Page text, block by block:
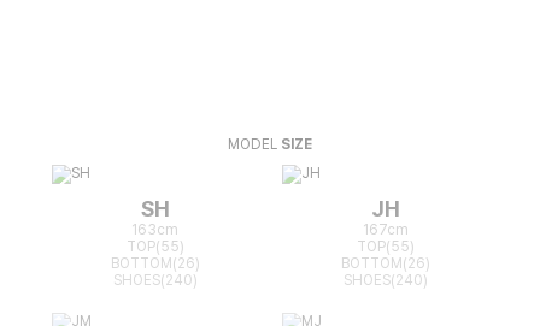
MODEL SIZE
SH
163cm
TOP(55)
BOTTOM(26)
SHOES(240)
JH
167cm
TOP(55)
BOTTOM(26)
SHOES(240)